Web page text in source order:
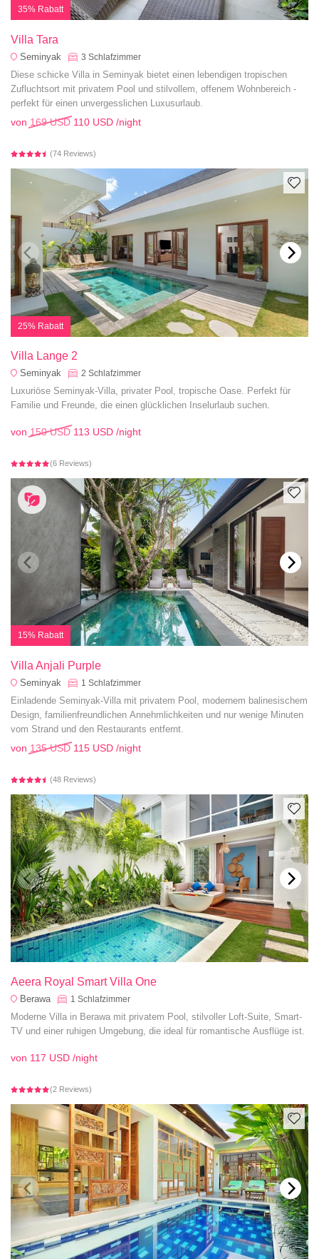
35% Rabatt
Villa Tara
Seminyak 3 Schlafzimmer
Diese schicke Villa in Seminyak bietet einen lebendigen tropischen
Zufluchtsort mit privatem Pool und stilvollem, offenem Wohnbereich -
perfekt für einen unvergesslichen Luxusurlaub.
von 169 USD 110 USD /night
(74 Reviews)
25% Rabatt
Villa Lange 2
Seminyak 2 Schlafzimmer
Luxuriöse Seminyak-Villa, privater Pool, tropische Oase. Perfekt für
Familie und Freunde, die einen glücklichen Inselurlaub suchen.
von 150 USD 113 USD /night
(6 Reviews)
15% Rabatt
Villa Anjali Purple
Seminyak 1 Schlafzimmer
Einladende Seminyak-Villa mit privatem Pool, modernem balinesischem
Design, familienfreundlichen Annehmlichkeiten und nur wenige Minuten
vom Strand und den Restaurants entfernt.
von 135 USD 115 USD /night
(48 Reviews)
Aeera Royal Smart Villa One
Berawa 1 Schlafzimmer
Moderne Villa in Berawa mit privatem Pool, stilvoller Loft-Suite, Smart-
TV und einer ruhigen Umgebung, die ideal für romantische Ausflüge ist.
von 117 USD /night
(2 Reviews)